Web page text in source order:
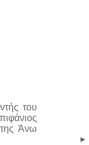
του
Άνω
►